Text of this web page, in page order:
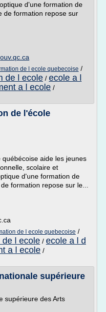
d'une formation de
de formation repose sur
de l ecole quebecoise /
de l ecole / ecole a l
a l ecole /
de l'école
aide les jeunes
scolaire et
d'une formation de
formation repose sur le...
de l ecole quebecoise /
de l ecole / ecole a l d
a l ecole /
supérieure
supérieure des Arts